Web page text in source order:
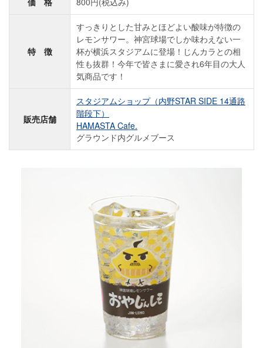
特 徴
すっきりとした甘みとほどよい酸味が特徴の
レモンサワー。神宮球場でしか味わえない一
杯が横浜スタジアムに登場！じんカラとの相
性も抜群！今年で皆さまに愛され6年目の大人
気商品です！
販売店舗
スタジアムショップ（内野STAR SIDE 14通路
階段下）
HAMASTA Cafe.
グラウンド内グルメブース